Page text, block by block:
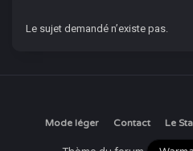
Le sujet demandé n’existe pas.
Mode léger Contact Le